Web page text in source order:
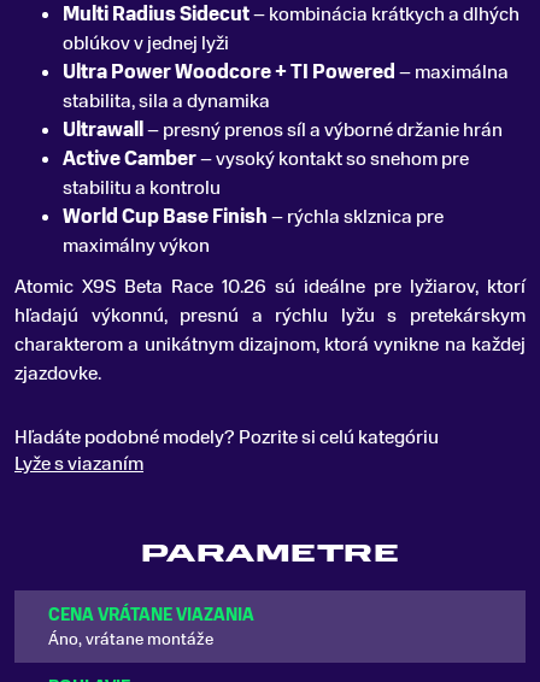
Multi Radius Sidecut– kombinácia krátkych a dlhých
oblúkov v jednej lyži
Ultra Power Woodcore + TI Powered– maximálna
stabilita, sila a dynamika
Ultrawall– presný prenos síl a výborné držanie hrán
Active Camber– vysoký kontakt so snehom pre
stabilitu a kontrolu
World Cup Base Finish– rýchla sklznica pre
maximálny výkon
Atomic X9S Beta Race 10.26 sú ideálne pre lyžiarov, ktorí
hľadajú výkonnú, presnú a rýchlu lyžu s pretekárskym
charakterom a unikátnym dizajnom, ktorá vynikne na každej
zjazdovke.
Hľadáte podobné modely? Pozrite si celú kategóriu
Lyže s viazaním
PARAMETRE
CENA VRÁTANE VIAZANIA
Áno, vrátane montáže